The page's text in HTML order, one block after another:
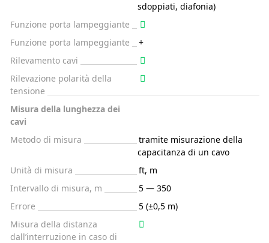
sdoppiati, diafonia)
Funzione porta lampeggiante
Funzione porta lampeggiante
+
Rilevamento cavi
Rilevazione polarità della
tensione
Misura della lunghezza dei
cavi
Metodo di misura
tramite misurazione della
capacitanza di un cavo
Unità di misura
ft, m
Intervallo di misura, m
5 — 350
Errore
5 (±0,5 m)
Misura della distanza
dall’interruzione in caso di